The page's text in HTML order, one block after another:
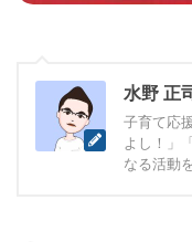
水野 正
子育て応
よし！」
なる活動